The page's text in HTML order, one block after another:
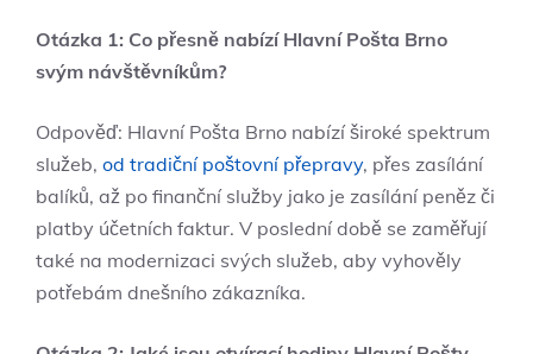
Otázka 1: Co přesně nabízí Hlavní Pošta Brno
svým návštěvníkům?
Odpověď: Hlavní Pošta Brno nabízí široké spektrum
služeb, od tradiční poštovní přepravy, přes zasílání
balíků, až po finanční služby jako je zasílání peněz či
platby účetních faktur. V poslední době se zaměřují
také na modernizaci svých služeb, aby vyhověly
potřebám dnešního zákazníka.